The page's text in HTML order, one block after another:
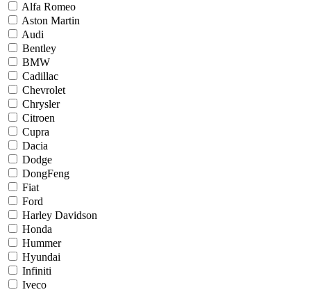
Alfa Romeo
Aston Martin
Audi
Bentley
BMW
Cadillac
Chevrolet
Chrysler
Citroen
Cupra
Dacia
Dodge
DongFeng
Fiat
Ford
Harley Davidson
Honda
Hummer
Hyundai
Infiniti
Iveco